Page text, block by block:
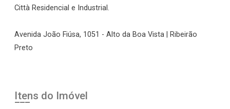
Città Residencial e Industrial.
Avenida João Fiúsa, 1051 - Alto da Boa Vista | Ribeirão
Preto
Itens do Imóvel